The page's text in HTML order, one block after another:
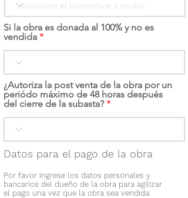
Si la obra es donada al 100% y no es
vendida
¿Autoriza la post venta de la obra por un
periódo máximo de 48 horas después
del cierre de la subasta?
Datos para el pago de la obra
Por favor ingrese los datos personales y
bancarios del dueño de la obra para agilizar
el pago una vez que la obra sea vendida: